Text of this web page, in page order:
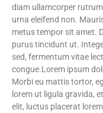
diam ullamcorper
urna eleifend non.
metus tempor sit amet.
purus tincidunt ut.
sed, fermentum vitae
congue.Lorem ipsum
Morbi eu mattis tortor,
lorem ut ligula gravida,
elit, luctus placerat